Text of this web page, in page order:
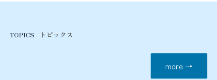
TOPICS トピックス
more →